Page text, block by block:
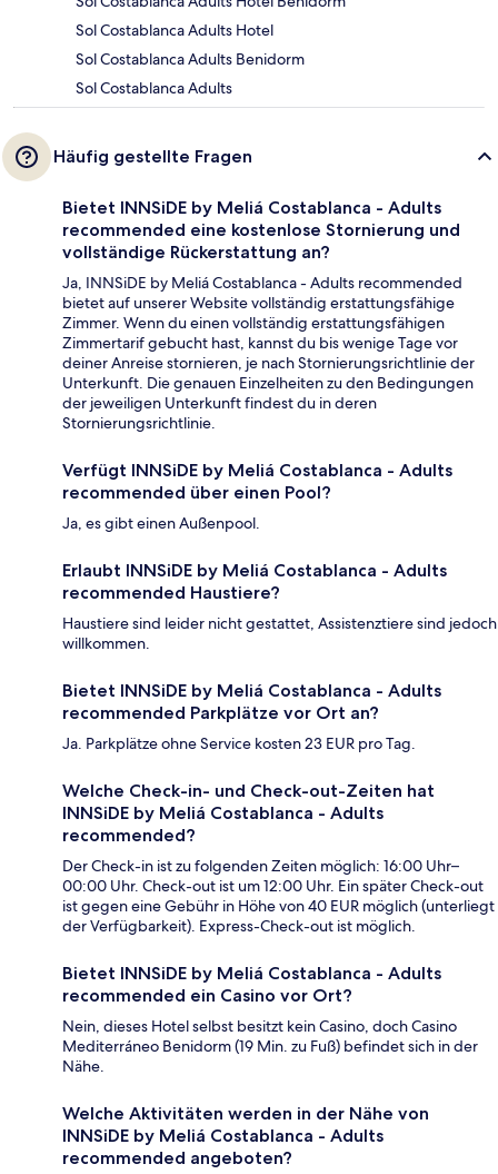
Sol Costablanca Adults Hotel
Sol Costablanca Adults Benidorm
Sol Costablanca Adults
Häufig gestellte Fragen
Bietet INNSiDE by Meliá Costablanca - Adults
recommended eine kostenlose Stornierung und
vollständige Rückerstattung an?
Ja, INNSiDE by Meliá Costablanca - Adults recommended
bietet auf unserer Website vollständig erstattungsfähige
Zimmer. Wenn du einen vollständig erstattungsfähigen
Zimmertarif gebucht hast, kannst du bis wenige Tage vor
deiner Anreise stornieren, je nach Stornierungsrichtlinie der
Unterkunft. Die genauen Einzelheiten zu den Bedingungen
der jeweiligen Unterkunft findest du in deren
Stornierungsrichtlinie.
Verfügt INNSiDE by Meliá Costablanca - Adults
recommended über einen Pool?
Ja, es gibt einen Außenpool.
Erlaubt INNSiDE by Meliá Costablanca - Adults
recommended Haustiere?
Haustiere sind leider nicht gestattet, Assistenztiere sind jedoch
willkommen.
Bietet INNSiDE by Meliá Costablanca - Adults
recommended Parkplätze vor Ort an?
Ja. Parkplätze ohne Service kosten 23 EUR pro Tag.
Welche Check-in- und Check-out-Zeiten hat
INNSiDE by Meliá Costablanca - Adults
recommended?
Der Check-in ist zu folgenden Zeiten möglich: 16:00 Uhr–
00:00 Uhr. Check-out ist um 12:00 Uhr. Ein später Check-out
ist gegen eine Gebühr in Höhe von 40 EUR möglich (unterliegt
der Verfügbarkeit). Express-Check-out ist möglich.
Bietet INNSiDE by Meliá Costablanca - Adults
recommended ein Casino vor Ort?
Nein, dieses Hotel selbst besitzt kein Casino, doch Casino
Mediterráneo Benidorm (19 Min. zu Fuß) befindet sich in der
Nähe.
Welche Aktivitäten werden in der Nähe von
INNSiDE by Meliá Costablanca - Adults
recommended angeboten?